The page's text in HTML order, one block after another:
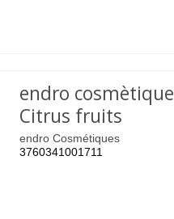
endro
Citrus fruits
endro Cosmétiques
3760341001711